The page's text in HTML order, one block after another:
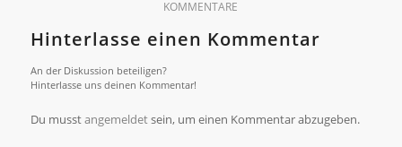
KOMMENTARE
Hinterlasse einen Kommentar
An der Diskussion beteiligen?
Hinterlasse uns deinen Kommentar!
Du musstangemeldetsein, um einen Kommentar abzugeben.